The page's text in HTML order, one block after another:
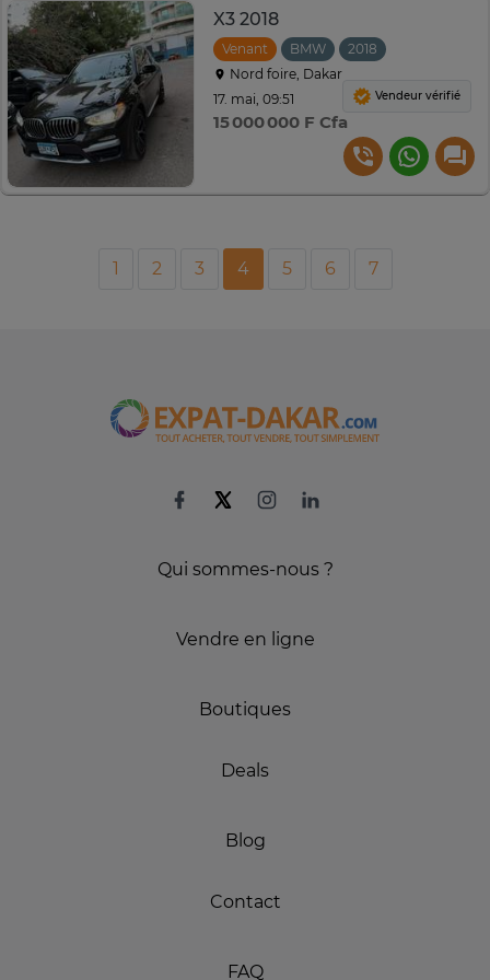
X3 2018
Venant BMW 2018
Nord foire, Dakar
17. mai, 09:51
15 000 000 F Cfa
Vendeur vérifié
1 2 3 4 5 6 7
Qui sommes-nous ?
Vendre en ligne
Boutiques
Deals
Blog
Contact
FAQ